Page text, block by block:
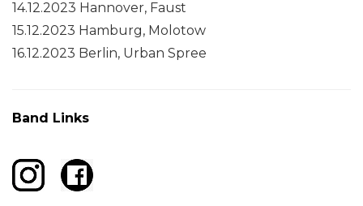
14.12.2023 Hannover, Faust
15.12.2023 Hamburg, Molotow
16.12.2023 Berlin, Urban Spree
Band Links